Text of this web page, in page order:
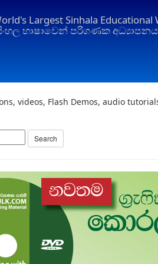
Largest Sinhala
භාෂාවෙන් පරිගණක
videos, Flash Demos, audio